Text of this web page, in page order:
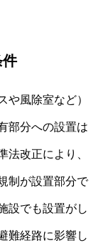
件
や風除室など）
部分への設置は
法改正により、
制が設置部分で
設でも設置がし
難経路に影響し